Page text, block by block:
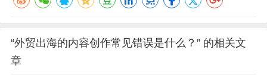
“外贸出海的内容创作常见错误是什么？” 的相关文
章